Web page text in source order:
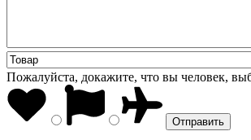
Пожалуйста, докажите, что вы человек,